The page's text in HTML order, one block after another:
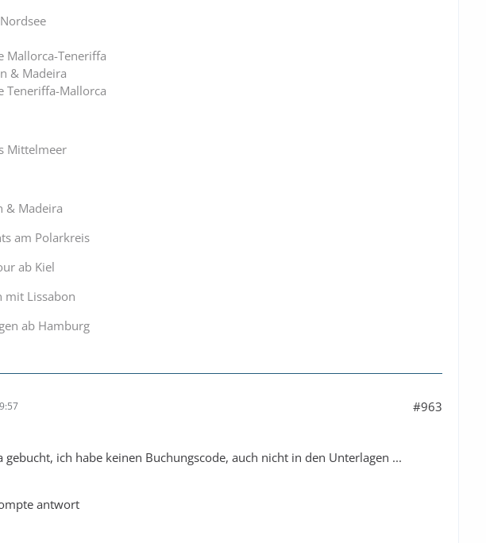
Mallorca-Teneriffa
& Madeira
Teneriffa-Mallorca
Mittelmeer
& Madeira
am Polarkreis
ab Kiel
mit Lissabon
ab Hamburg
#963
ich habe keinen Buchungscode, auch nicht in den Unterlagen ...
antwort